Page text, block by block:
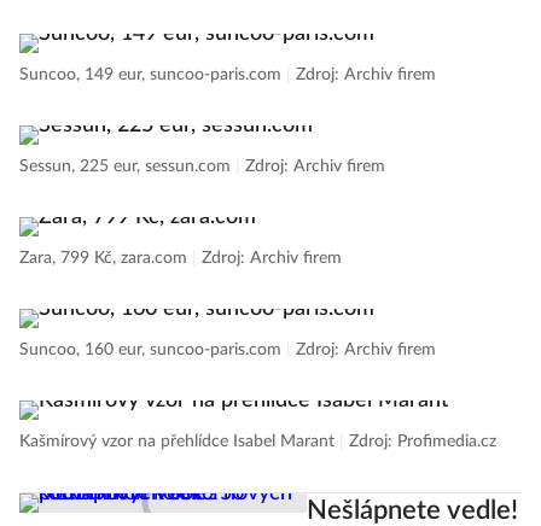
Suncoo, 149 eur, suncoo-paris.com Zdroj: Archiv firem
Sessun, 225 eur, sessun.com Zdroj: Archiv firem
Zara, 799 Kč, zara.com Zdroj: Archiv firem
Suncoo, 160 eur, suncoo-paris.com Zdroj: Archiv firem
Kašmírový vzor na přehlídce Isabel Marant Zdroj: Profimedia.cz
Nešlápnete vedle!